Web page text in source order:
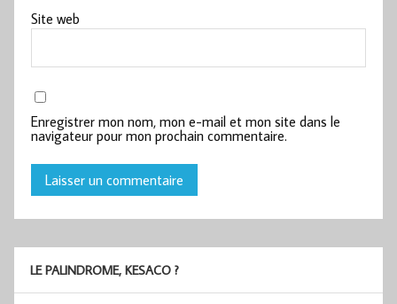
Site web
Enregistrer mon nom, mon e-mail et mon site dans le
navigateur pour mon prochain commentaire.
LE PALINDROME, KESACO ?